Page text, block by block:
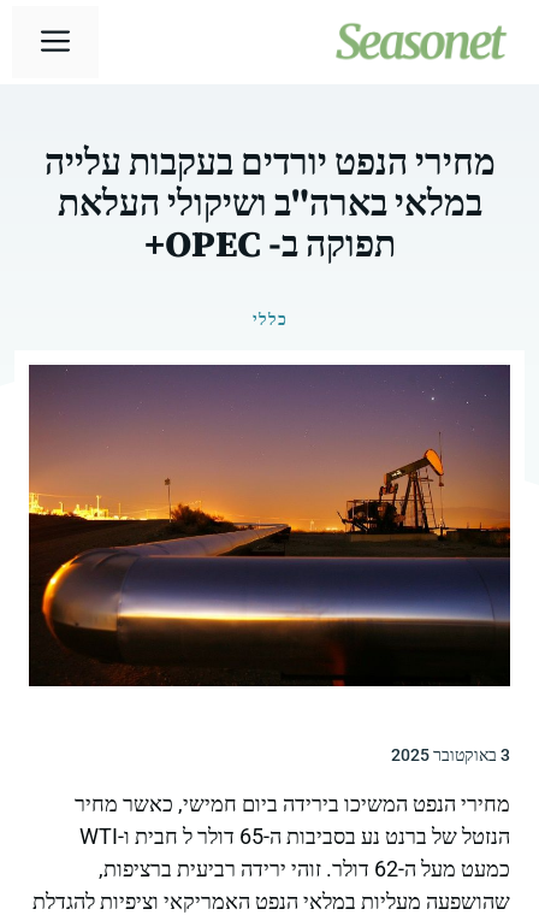
לתוכן
מחירי הנפט יורדים בעקבות עלייה
במלאי בארה"ב ושיקולי העלאת
תפוקה ב- OPEC+
כללי
3 באוקטובר 2025
מחירי הנפט המשיכו בירידה ביום חמישי, כאשר מחיר
הנזטל של ברנט נע בסביבות ה-65 דולר ל חבית ו-WTI
כמעט מעל ה-62 דולר. זוהי ירידה רביעית ברציפות,
שהושפעה מעליות במלאי הנפט האמריקאי וציפיות להגדלת